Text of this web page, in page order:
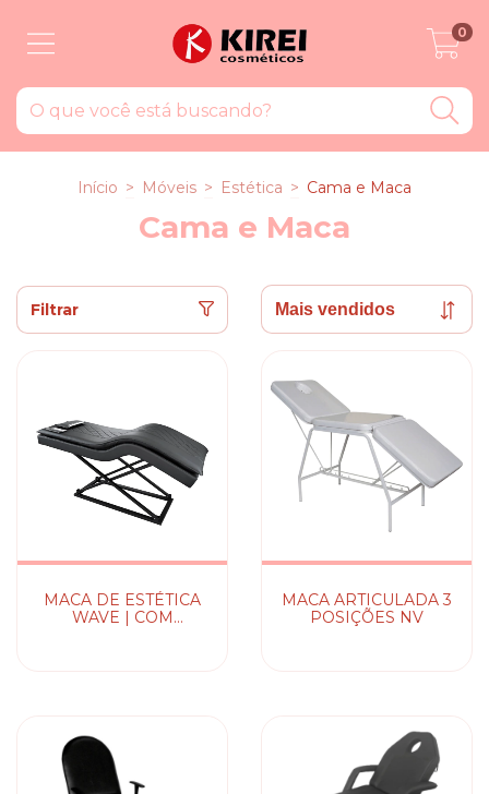
0
Início > Móveis > Estética > Cama e Maca
Cama e Maca
Filtrar
MACA DE ESTÉTICA
WAVE | COM
MACA ARTICULADA 3
POSIÇÕES NV